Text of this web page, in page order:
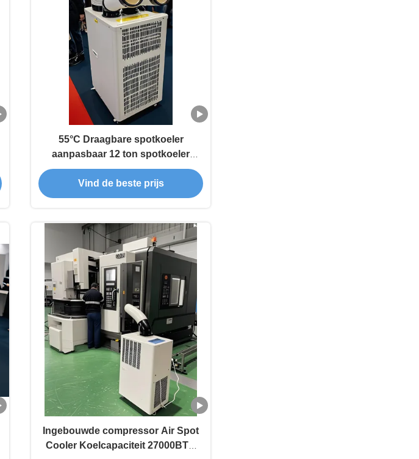
55°C Draagbare spotkoeler
aanpasbaar 12 ton spotkoeler
krachtig
Vind de beste prijs
Ingebouwde compressor Air Spot
Cooler Koelcapaciteit 27000BTU